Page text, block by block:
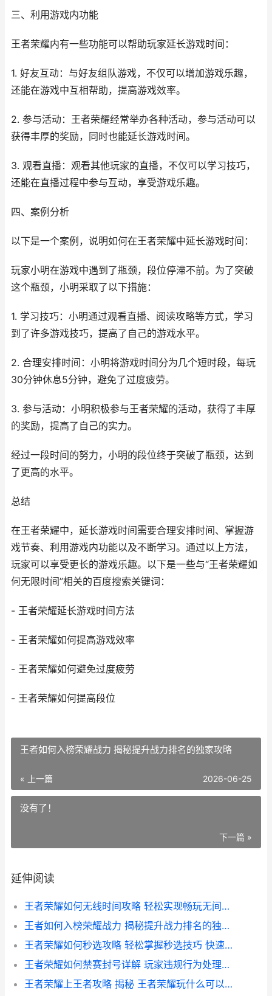
三、利用游戏内功能
王者荣耀内有一些功能可以帮助玩家延长游戏时间：
1. 好友互动：与好友组队游戏，不仅可以增加游戏乐趣，
还能在游戏中互相帮助，提高游戏效率。
2. 参与活动：王者荣耀经常举办各种活动，参与活动可以
获得丰厚的奖励，同时也能延长游戏时间。
3. 观看直播：观看其他玩家的直播，不仅可以学习技巧，
还能在直播过程中参与互动，享受游戏乐趣。
四、案例分析
以下是一个案例，说明如何在王者荣耀中延长游戏时间：
玩家小明在游戏中遇到了瓶颈，段位停滞不前。为了突破
这个瓶颈，小明采取了以下措施：
1. 学习技巧：小明通过观看直播、阅读攻略等方式，学习
到了许多游戏技巧，提高了自己的游戏水平。
2. 合理安排时间：小明将游戏时间分为几个短时段，每玩
30分钟休息5分钟，避免了过度疲劳。
3. 参与活动：小明积极参与王者荣耀的活动，获得了丰厚
的奖励，提高了自己的实力。
经过一段时间的努力，小明的段位终于突破了瓶颈，达到
了更高的水平。
总结
在王者荣耀中，延长游戏时间需要合理安排时间、掌握游
戏节奏、利用游戏内功能以及不断学习。通过以上方法，
玩家可以享受更长的游戏乐趣。以下是一些与“王者荣耀如
何无限时间”相关的百度搜索关键词：
- 王者荣耀延长游戏时间方法
- 王者荣耀如何提高游戏效率
- 王者荣耀如何避免过度疲劳
- 王者荣耀如何提高段位
王者如何入榜荣耀战力 揭秘提升战力排名的独家攻略
« 上一篇 2026-06-25
没有了！
下一篇 »
延伸阅读
王者荣耀如何无线时间攻略 轻松实现畅玩无间断 告别等待烦恼
王者如何入榜荣耀战力 揭秘提升战力排名的独家攻略
王者荣耀如何秒选攻略 轻松掌握秒选技巧 快速加入战斗
王者荣耀如何禁赛封号详解 玩家违规行为处理指南
王者荣耀上王者攻略 揭秘 王者荣耀玩什么可以上王者 的黄金组合搭配技巧